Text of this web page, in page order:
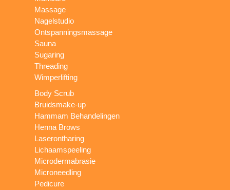
Massage
Nagelstudio
Ontspanningsmassage
Sauna
Sugaring
Threading
Wimperlifting
Body Scrub
Bruidsmake-up
Hammam Behandelingen
Henna Brows
Laserontharing
Lichaamspeeling
Microdermabrasie
Microneedling
Pedicure